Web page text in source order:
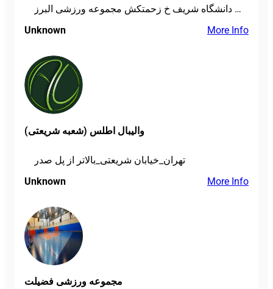
منطقه 22 شهرک دانشگاه شریف خ زحمتکش مجموعه ورزشی البرز
Unknown
More Info
والیبال اطلس (شعبه شریعتی)
تهران_خیابان شریعتی_بالاتر از پل صدر
Unknown
More Info
مجموعه ورزشی فضیلت